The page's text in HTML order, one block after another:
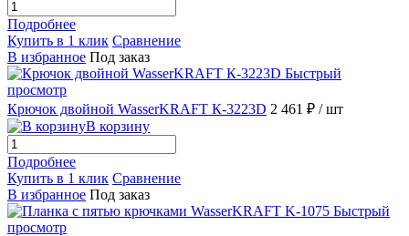
Подробнее
Купить в 1 клик Сравнение
В избранное Под заказ
Быстрый
просмотр
Крючок двойной WasserKRAFT К-3223D 2 461 ₽ / шт
В корзину
Подробнее
Купить в 1 клик Сравнение
В избранное Под заказ
Быстрый
просмотр